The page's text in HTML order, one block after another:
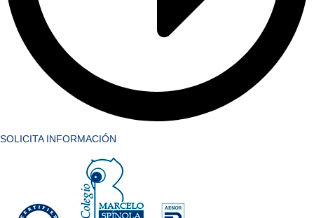
SOLICITA INFORMACIÓN